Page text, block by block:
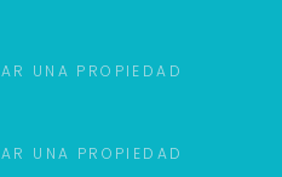
UNA PROPIEDAD
UNA PROPIEDAD